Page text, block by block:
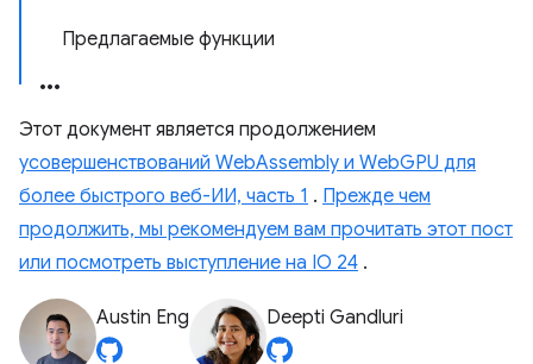
Предлагаемые функции
Этот документ является продолжением
усовершенствований WebAssembly и WebGPU для
более быстрого веб-ИИ, часть 1 . Прежде чем
продолжить, мы рекомендуем вам прочитать этот пост
или посмотреть выступление на IO 24 .
Austin Eng Deepti Gandluri